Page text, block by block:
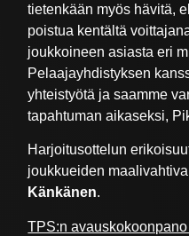
tietenkään myös hävitä,
poistua kentältä
joukkoineen asiasta eri
Pelaajayhdistyksen
yhteistyötä ja saamme
tapahtuman aikaseksi,
Harjoitusottelun
joukkueiden
Känkänen.
TPS:n